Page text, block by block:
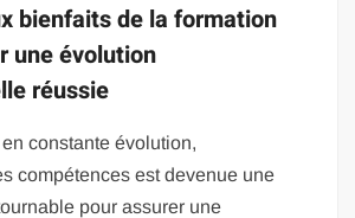
bienfaits de la formation
une évolution
réussie
constante évolution,
compétences est devenue une
pour assurer une